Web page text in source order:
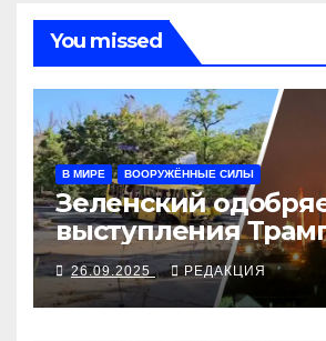
You missed
В МИРЕ ВООРУЖЁННЫЕ СИЛЫ
Зеленский
выступления
закрыли
рубеж
26.09.2025 РЕДАКЦИЯ